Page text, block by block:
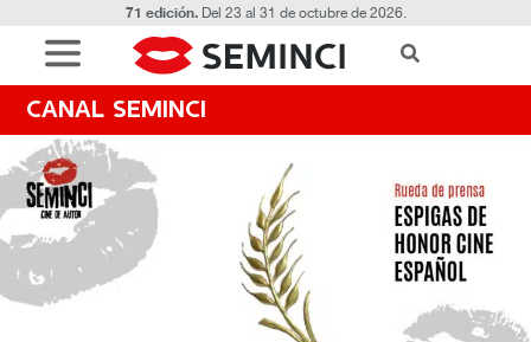
71 edición.Del 23 al 31 de octubre de 2026.
CANAL SEMINCI